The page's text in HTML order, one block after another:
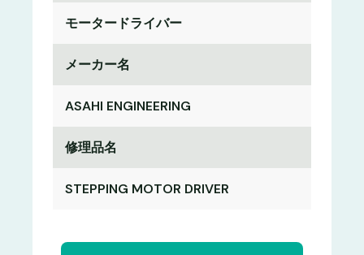
モータードライバー
メーカー名
ASAHI ENGINEERING
修理品名
STEPPING MOTOR DRIVER